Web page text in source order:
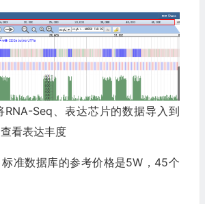
RNA-Seq、表达芯片的数据导入到
看表达丰度
标准数据库的参考价格是5W，45个